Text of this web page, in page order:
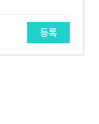
등록